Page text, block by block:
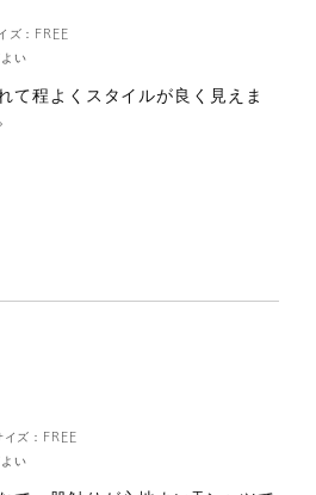
ズ：FREE
い
て程よくスタイルが良く見えま
イズ：FREE
い